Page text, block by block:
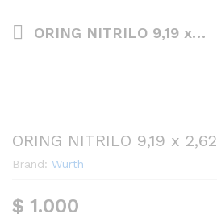
ORING NITRILO 9,19 x 2,62
ORING NITRILO 9,19 x 2,62
Brand: Wurth
$ 1.000